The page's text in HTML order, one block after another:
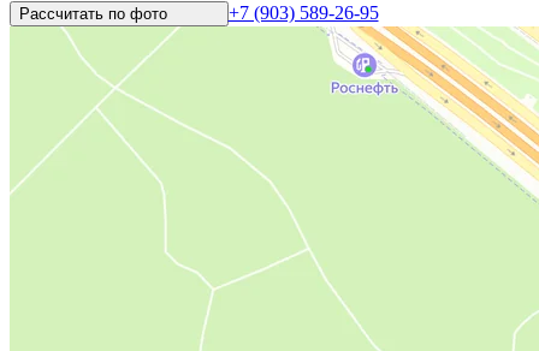
Рассчитать по фото +7 (903) 589-26-95